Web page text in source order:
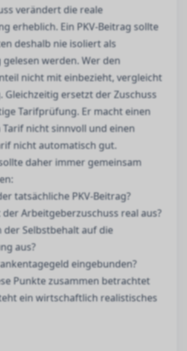
verändert die reale
erheblich. Ein PKV-Beitrag sollte
deshalb nie isoliert als
werden. Wer den
nicht mit einbezieht, vergleicht
Gleichzeitig ersetzt der Zuschuss
Tarifprüfung. Er macht einen
nicht sinnvoll und einen
nicht automatisch gut.
daher immer gemeinsam
tatsächliche PKV-Beitrag?
Arbeitgeberzuschuss real aus?
der Selbstbehalt auf die
aus?
eingebunden?
Punkte zusammen betrachtet
ein wirtschaftlich realistisches